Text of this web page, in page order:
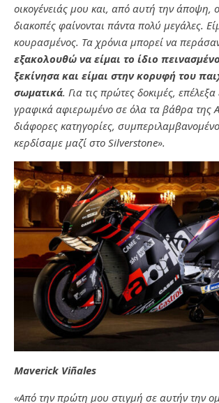
οικογένειάς μου και, από αυτή την άποψη,
διακοπές φαίνονται πάντα πολύ μεγάλες.
κουρασμένος. Τα χρόνια μπορεί να
εξακολουθώ να είμαι το ίδιο
ξεκίνησα και είμαι στην κορυφή του
σωματικά. Για τις πρώτες δοκιμές,
γραφικά αφιερωμένο σε όλα τα βάθρα της
διάφορες κατηγορίες,
κερδίσαμε μαζί στο Silverstone».
Maverick Viñales
«Από την πρώτη μου στιγμή σε αυτήν την